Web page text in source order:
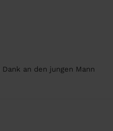
an den jungen Mann